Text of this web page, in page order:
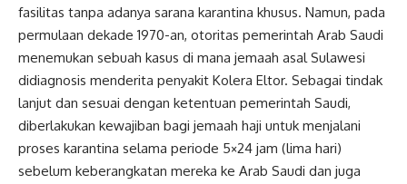
fasilitas tanpa adanya sarana karantina khusus. Namun, pada
permulaan dekade 1970-an, otoritas pemerintah Arab Saudi
menemukan sebuah kasus di mana jemaah asal Sulawesi
didiagnosis menderita penyakit Kolera Eltor. Sebagai tindak
lanjut dan sesuai dengan ketentuan pemerintah Saudi,
diberlakukan kewajiban bagi jemaah haji untuk menjalani
proses karantina selama periode 5×24 jam (lima hari)
sebelum keberangkatan mereka ke Arab Saudi dan juga